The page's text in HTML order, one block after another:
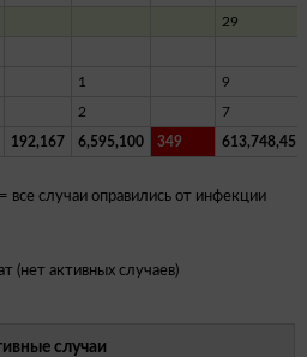
29
1 9
2 7
192,167 6,595,100 349 613,748,451
= все случаи оправились от инфекции
(нет активных случаев)
случаи